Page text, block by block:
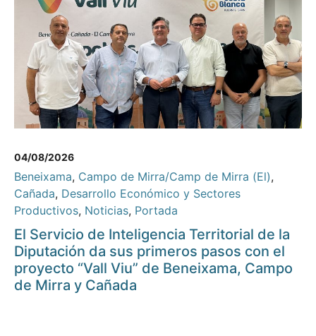
04/08/2026
Beneixama, Campo de Mirra/Camp de Mirra (El),
Cañada, Desarrollo Económico y Sectores
Productivos, Noticias, Portada
El Servicio de Inteligencia Territorial de la
Diputación da sus primeros pasos con el
proyecto “Vall Viu” de Beneixama, Campo
de Mirra y Cañada